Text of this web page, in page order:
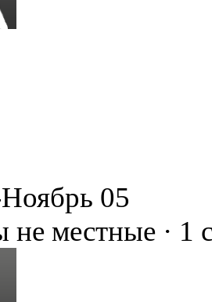
05
местные · 1